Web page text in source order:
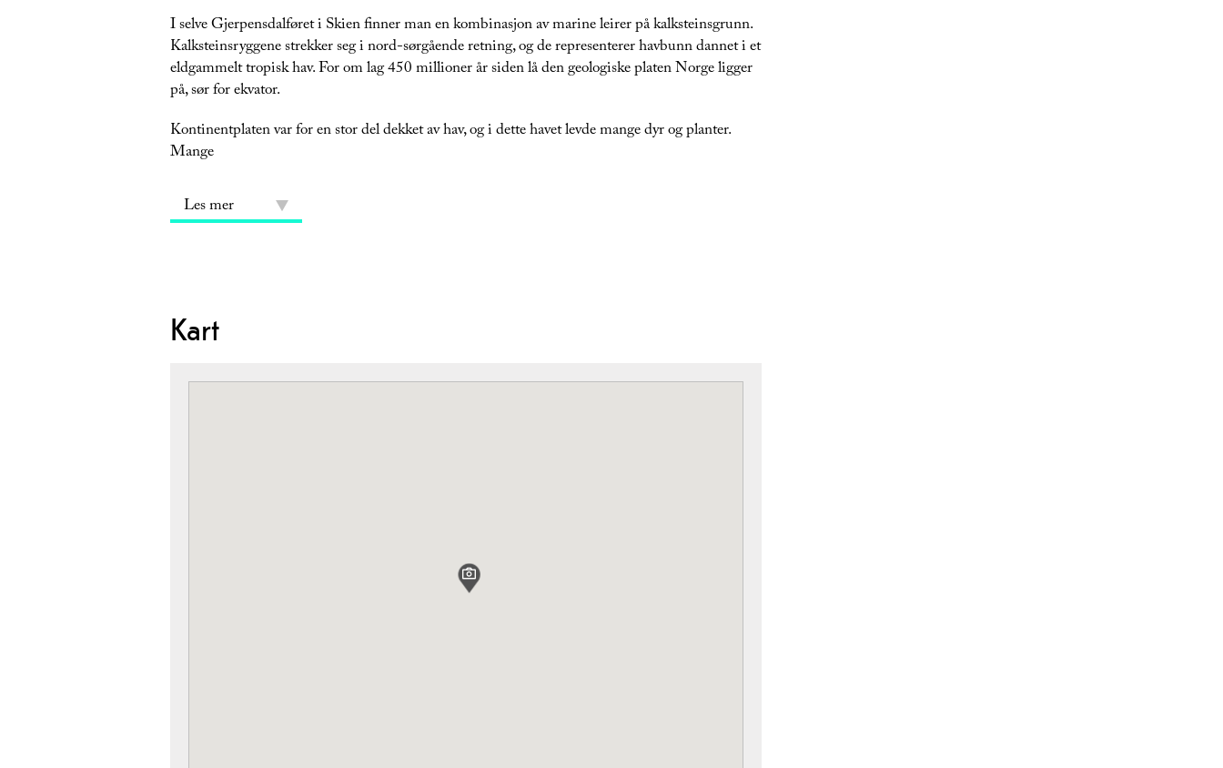
I selve Gjerpensdalføret i Skien finner man en kombinasjon av marine leirer på kalksteinsgrunn.
Kalksteinsryggene strekker seg i nord-sørgående retning, og de representerer havbunn dannet i et
eldgammelt tropisk hav. For om lag 450 millioner år siden lå den geologiske platen Norge ligger
på, sør for ekvator.
Kontinentplaten var for en stor del dekket av hav, og i dette havet levde mange dyr og planter.
Mange
Les mer
Kart